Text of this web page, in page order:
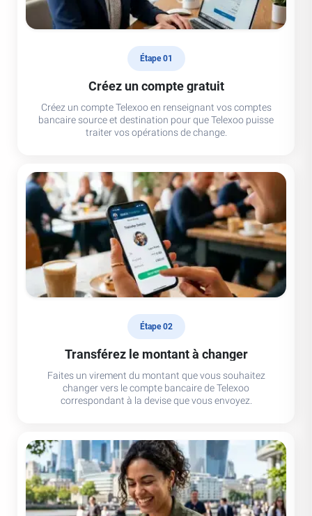
Étape 01
Créez un compte gratuit
Créez un compte Telexoo en renseignant vos comptes
bancaire source et destination pour que Telexoo puisse
traiter vos opérations de change.
Étape 02
Transférez le montant à changer
Faites un virement du montant que vous souhaitez
changer vers le compte bancaire de Telexoo
correspondant à la devise que vous envoyez.